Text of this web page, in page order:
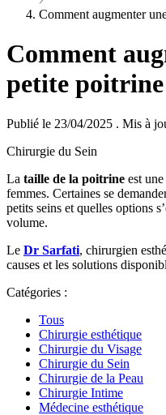
Comment augmenter
Comment
petite poitrine
Publié le 23/04/2025 . Mis à
Chirurgie du Sein
​La taille de la poitrine est
femmes. Certaines se
petits seins et quelles options
volume.
Le Dr Sarfati, chirurgien
causes et les solutions
Catégories :
Tous
Chirurgie esthétique
Chirurgie du Visage
Chirurgie du Sein
Chirurgie de la Peau
Chirurgie Intime
Médecine esthétique